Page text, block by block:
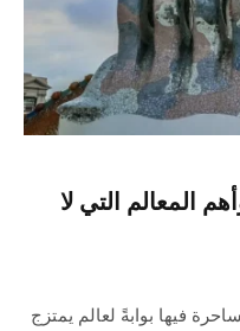
المعالم التي لا
فيها بوابةً لعالم يمتزج